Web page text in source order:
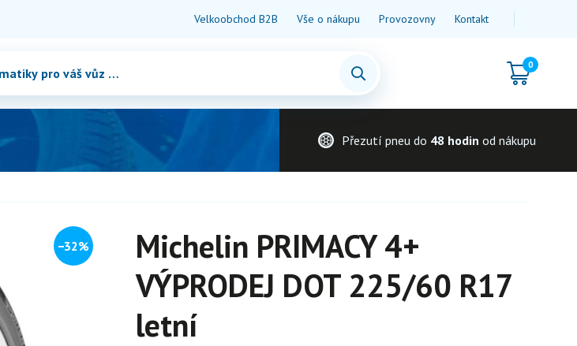
Velkoobchod B2B Vše o nákupu Provozovny Kontakt
0
Přezutí pneu do 48 hodin od nákupu
−32%
Michelin PRIMACY 4+
VÝPRODEJ DOT 225/60 R17
letní